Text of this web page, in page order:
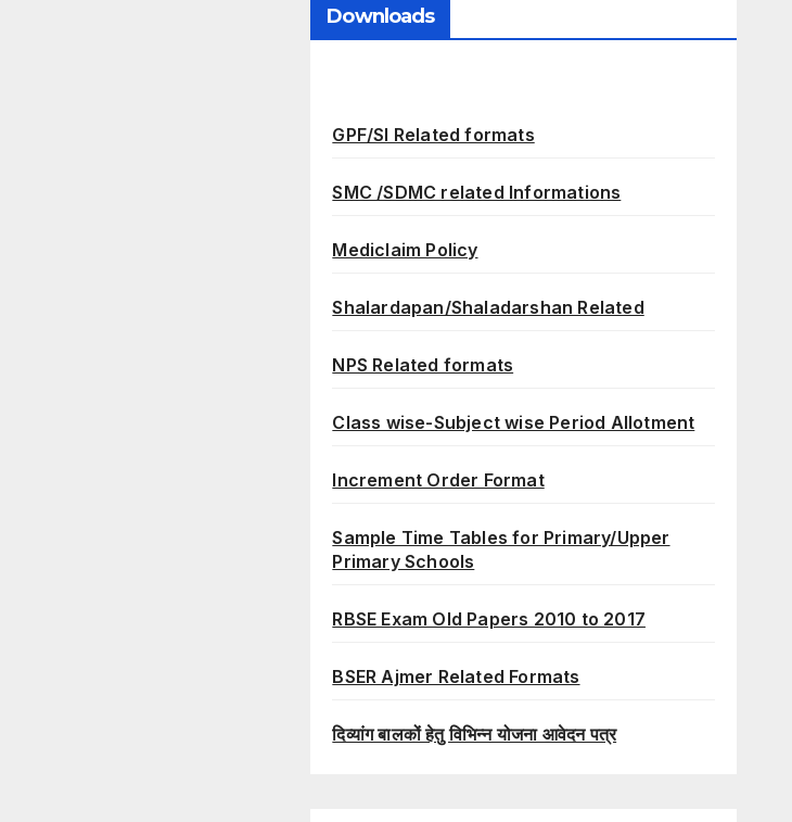
Downloads
GPF/SI Related formats
SMC /SDMC related Informations
Mediclaim Policy
Shalardapan/Shaladarshan Related
NPS Related formats
Class wise-Subject wise Period Allotment
Increment Order Format
Sample Time Tables for Primary/Upper
Primary Schools
RBSE Exam Old Papers 2010 to 2017
BSER Ajmer Related Formats
दिव्यांग बालकों हेतु विभिन्न योजना आवेदन पत्र